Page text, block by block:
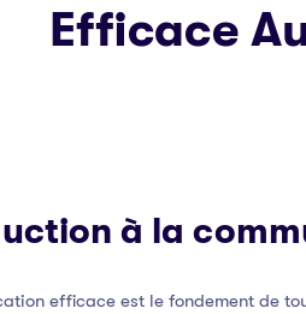
Efficace
à la
efficace est le fondement de